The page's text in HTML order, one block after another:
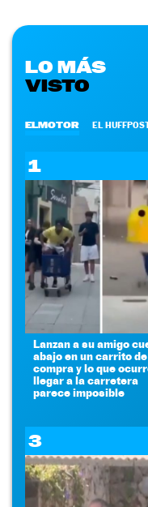
LO MÁS
VISTO
ELMOTOR EL
1
Lanzan a su amigo
abajo en un carrito
compra y lo que
llegar a la carretera
parece imposible
3